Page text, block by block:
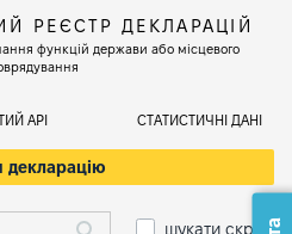
РЕЄСТР ДЕКЛАРАЦІЙ
функцій держави або місцевого
АРІ СТАТИСТИЧНІ ДАНІ
декларацію
шукати скрізь